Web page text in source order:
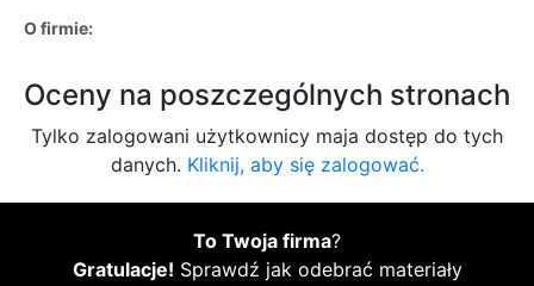
O firmie:
Oceny na poszczególnych stronach
Tylko zalogowani użytkownicy maja dostęp do tych
danych. Kliknij, aby się zalogować.
To Twoja firma?
Gratulacje! Sprawdź jak odebrać materiały